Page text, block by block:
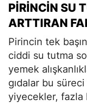
PIRINCIN SU
ARTTIRAN
Pirincin tek
ciddi su tutma
yemek
gıdalar bu
yiyecekler, fazla